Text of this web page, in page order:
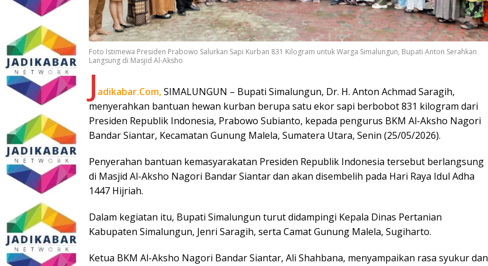
Foto Istimewa Presiden Prabowo Salurkan Sapi Kurban 831 Kilogram untuk Warga Simalungun, Bupati Anton Serahkan
Langsung di Masjid Al-Aksho
J adikabar.Com,SIMALUNGUN – Bupati Simalungun, Dr. H. Anton Achmad Saragih,
menyerahkan bantuan hewan kurban berupa satu ekor sapi berbobot 831 kilogram dari
Presiden Republik Indonesia, Prabowo Subianto, kepada pengurus BKM Al-Aksho Nagori
Bandar Siantar, Kecamatan Gunung Malela, Sumatera Utara, Senin (25/05/2026).
Penyerahan bantuan kemasyarakatan Presiden Republik Indonesia tersebut berlangsung
di Masjid Al-Aksho Nagori Bandar Siantar dan akan disembelih pada Hari Raya Idul Adha
1447 Hijriah.
Dalam kegiatan itu, Bupati Simalungun turut didampingi Kepala Dinas Pertanian
Kabupaten Simalungun, Jenri Saragih, serta Camat Gunung Malela, Sugiharto.
Ketua BKM Al-Aksho Nagori Bandar Siantar, Ali Shahbana, menyampaikan rasa syukur dan